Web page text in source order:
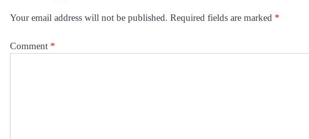
Your email address will not be published. Required fields are marked *
Comment *